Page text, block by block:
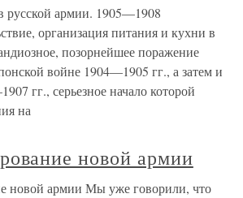
русской армии. 1905—1908
организация питания и кухни в
позорнейшее поражение
войне 1904—1905 гг., а затем и
гг., серьезное начало которой
на
новой армии
новой армии Мы уже говорили, что